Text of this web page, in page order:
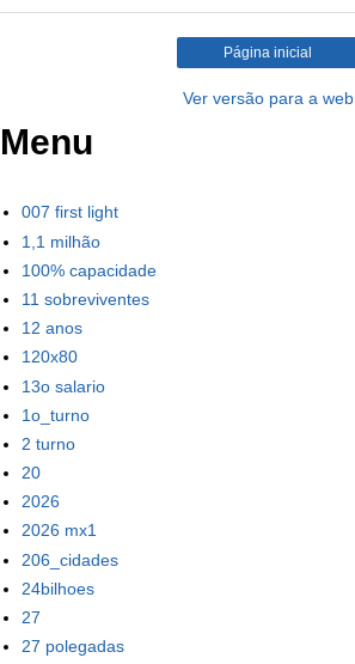
Página inicial
Ver versão para a web
Menu
007 first light
1,1 milhão
100% capacidade
11 sobreviventes
12 anos
120x80
13o salario
1o_turno
2 turno
20
2026
2026 mx1
206_cidades
24bilhoes
27
27 polegadas